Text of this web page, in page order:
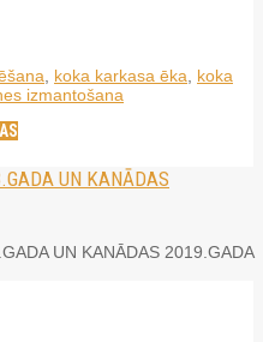
koka karkasa ēka
koka
izmantošana
UN KANĀDAS
UN KANĀDAS 2019.GADA